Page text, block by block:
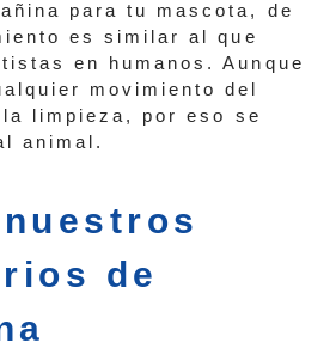
para tu mascota, de
es similar al que
en humanos. Aunque
movimiento del
limpieza, por eso se
animal.
de